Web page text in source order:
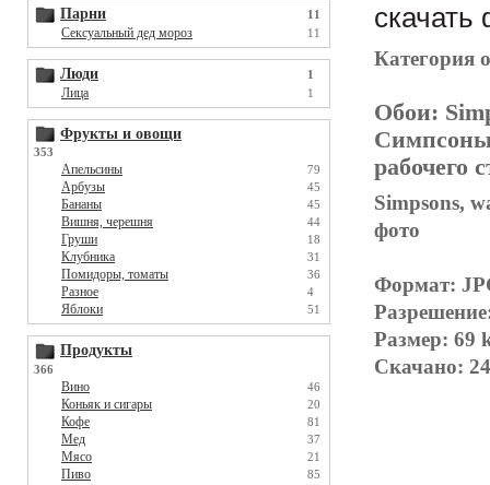
Парни 11
Сексуальный дед мороз 11
Люди 1
Лица 1
Фрукты и овощи
353
Апельсины 79
Арбузы 45
Бананы 45
Вишня, черешня 44
Груши 18
Клубника 31
Помидоры, томаты 36
Разное 4
Яблоки 51
Продукты
366
Вино 46
Коньяк и сигары 20
Кофе 81
Мед 37
Мясо 21
Пиво 85
скачать
Категория
Обои:
рабочего
Simpsons,
фото
Формат:
Размер: 69
Скачано: